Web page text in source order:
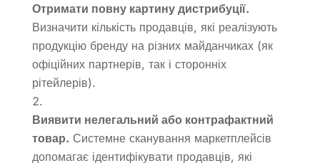
Отримати повну картину дистрибуції.
Визначити кількість продавців, які реалізують
продукцію бренду на різних майданчиках (як
офіційних партнерів, так і сторонніх
рітейлерів).
Виявити нелегальний або контрафактний
товар. Системне сканування маркетплейсів
допомагає ідентифікувати продавців, які